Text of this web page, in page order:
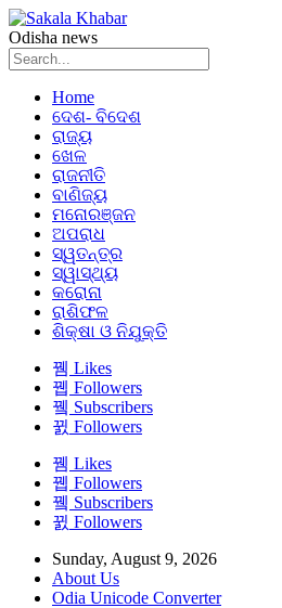
Odisha news
Home
ଦେଶ- ବିଦେଶ
ରାଜ୍ୟ
ଖେଳ
ରାଜନୀତି
ବାଣିଜ୍ୟ
ମନୋରଞ୍ଜନ
ଅପରାଧ
ସ୍ୱତନ୍ତ୍ର
ସ୍ୱାସ୍ଥ୍ୟ
କରୋନା
ରାଶିଫଳ
ଶିକ୍ଷା ଓ ନିଯୁକ୍ତି
Likes
Followers
Subscribers
Followers
Likes
Followers
Subscribers
Followers
Sunday, August 9, 2026
About Us
Odia Unicode Converter